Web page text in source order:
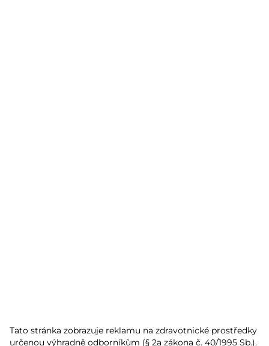
Tato stránka zobrazuje reklamu na zdravotnické prostředky
určenou výhradně odborníkům (§ 2a zákona č. 40/1995 Sb.).